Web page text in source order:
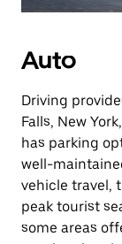
Auto
Driving
Falls, New
has parking
well-
vehicle travel,
peak tourist
some areas